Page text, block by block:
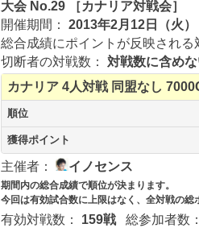
大会 No.29 ［カナリア対戦会］
開催期間： 2013年2月12日（火
総合成績にポイントが反映され
切断者の対戦数： 対戦数に含め
カナリア 4人対戦 同盟なし
順位
獲得ポイント
主催者： イノセンス
期間内の総合成績で順位が決まります。
今回は有効試合数に上限はなく、全対戦の総
有効対戦数： 159戦総参加者数